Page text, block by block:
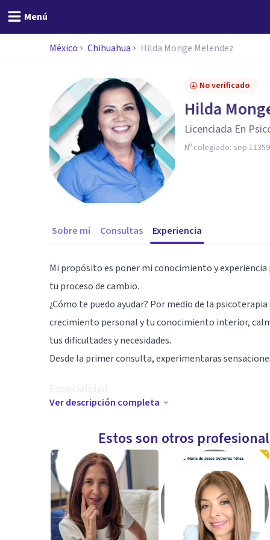
Menú
México Chihuahua Hilda Monge Melendez
No verificado
Hilda
Licenciada En
Nº colegiado: sep
Sobre mí Consultas Experiencia
Mi propósito es poner mi conocimiento y
tu proceso de cambio.
¿Cómo te puedo ayudar? Por medio de la
crecimiento personal y tu conocimiento interior,
tus dificultades y necesidades.
Desde la primer consulta, experimentaras
Especialidad
Ser Facilitadora de procesos de cambio me hace
Con las tecnicas de Programacion Neurolinguistica
de manera permanente, es decir realizaremos
modificando hábitos, conductas y creencias
Me especializo en el desbloqueo emocional con
tu salud física.
Ver descripción completa
Estos son otros